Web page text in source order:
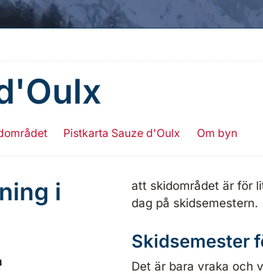
Pistkarta Sauze d'Oulx Om byn
i
att skidområdet är för
dag på skidsemestern.
Skidsemester
Det är bara vraka och